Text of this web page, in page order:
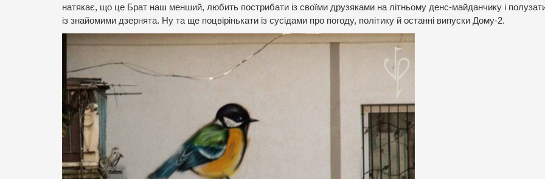
натякає, що це Брат наш менший, любить пострибати із своїми друзяками на літньому денс-майданчику і
із знайомими дзернята. Ну та ще поцвірінькати із сусідами про погоду, політику й останні випуски Дому-2.